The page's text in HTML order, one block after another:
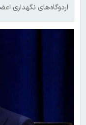
اردوگاه‌های نگهداری